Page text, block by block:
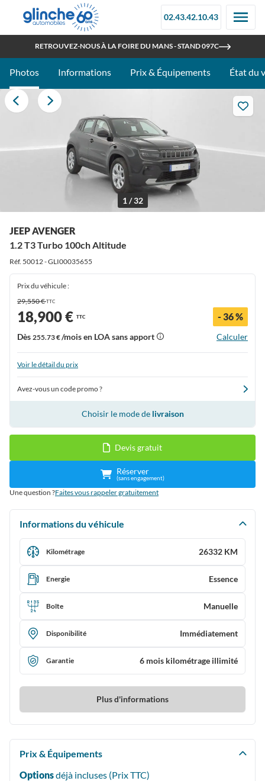
02.43.42.10.43
RETROUVEZ-NOUS À LA FOIRE DU MANS - STAND 097C
OUVERT TOUT L'ÉTÉ
Photos Informations Prix & Équipements État du
1 / 32
JEEP AVENGER
1.2 T3 Turbo 100ch Altitude
Réf. 50012 - GLI00035655
Prix du véhicule :
29,550 €TTC
18,900 € TTC - 36 %
Dès 255.73 €/mois en LOA sans apport Calculer
Voir le détail du prix
Avez-vous un code promo ?
Choisir le mode de livraison
Devis gratuit
Réserver
(sans engagement)
Une question ?Faites vous rappeler gratuitement
Informations du véhicule
Kilométrage 26332 KM
Energie Essence
Boîte Manuelle
Disponibilité Immédiatement
Garantie 6 mois kilométrage illimité
Plus d'informations
Prix & Équipements
Optionsdéjà incluses (PrixTTC)